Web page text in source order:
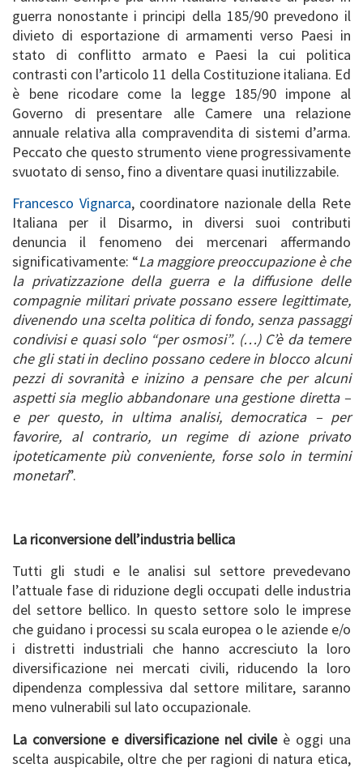
guerra nonostante i principi della 185/90 prevedono il
divieto di esportazione di armamenti verso Paesi in
stato di conflitto armato e Paesi la cui politica
contrasti con l’articolo 11 della Costituzione italiana. Ed
è bene ricodare come la legge 185/90 impone al
Governo di presentare alle Camere una relazione
annuale relativa alla compravendita di sistemi d’arma.
Peccato che questo strumento viene progressivamente
svuotato di senso, fino a diventare quasi inutilizzabile.
Francesco Vignarca, coordinatore nazionale della Rete
Italiana per il Disarmo, in diversi suoi contributi
denuncia il fenomeno dei mercenari affermando
significativamente: “La maggiore preoccupazione è che
la privatizzazione della guerra e la diffusione delle
compagnie militari private possano essere legittimate,
divenendo una scelta politica di fondo, senza passaggi
condivisi e quasi solo “per osmosi”. (…) C’è da temere
che gli stati in declino possano cedere in blocco alcuni
pezzi di sovranità e inizino a pensare che per alcuni
aspetti sia meglio abbandonare una gestione diretta –
e per questo, in ultima analisi, democratica – per
favorire, al contrario, un regime di azione privato
ipoteticamente più conveniente, forse solo in termini
monetari”.
La riconversione dell’industria bellica
Tutti gli studi e le analisi sul settore prevedevano
l’attuale fase di riduzione degli occupati delle industria
del settore bellico. In questo settore solo le imprese
che guidano i processi su scala europea o le aziende e/o
i distretti industriali che hanno accresciuto la loro
diversificazione nei mercati civili, riducendo la loro
dipendenza complessiva dal settore militare, saranno
meno vulnerabili sul lato occupazionale.
La conversione e diversificazione nel civileè oggi una
scelta auspicabile, oltre che per ragioni di natura etica,